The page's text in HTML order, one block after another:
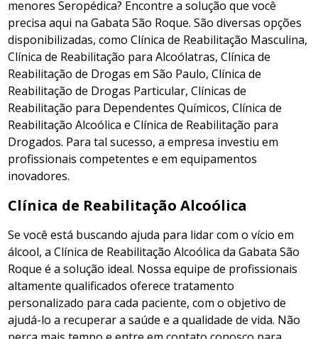
menores Seropédica? Encontre a solução que você
precisa aqui na Gabata São Roque. São diversas opções
disponibilizadas, como Clínica de Reabilitação Masculina,
Clínica de Reabilitação para Alcoólatras, Clínica de
Reabilitação de Drogas em São Paulo, Clínica de
Reabilitação de Drogas Particular, Clínicas de
Reabilitação para Dependentes Químicos, Clínica de
Reabilitação Alcoólica e Clínica de Reabilitação para
Drogados. Para tal sucesso, a empresa investiu em
profissionais competentes e em equipamentos
inovadores.
Clínica de Reabilitação Alcoólica
Se você está buscando ajuda para lidar com o vício em
álcool, a Clínica de Reabilitação Alcoólica da Gabata São
Roque é a solução ideal. Nossa equipe de profissionais
altamente qualificados oferece tratamento
personalizado para cada paciente, com o objetivo de
ajudá-lo a recuperar a saúde e a qualidade de vida. Não